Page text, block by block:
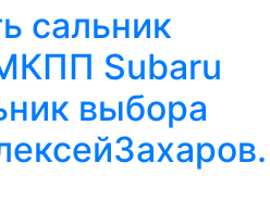
сальник
Subaru
выбора